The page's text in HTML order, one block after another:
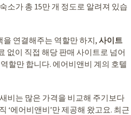
소가 총 15만 개 정도로 알려져 있습
연결해주는 역할만 하지, 사이트
없이 직접 해당 판매 사이트로 넘어
할만 합니다. 에어비앤비 계의 호텔
비는 많은 가격을 비교해 주기보다
‘에어비앤비’만 제공해 왔고요. 최근